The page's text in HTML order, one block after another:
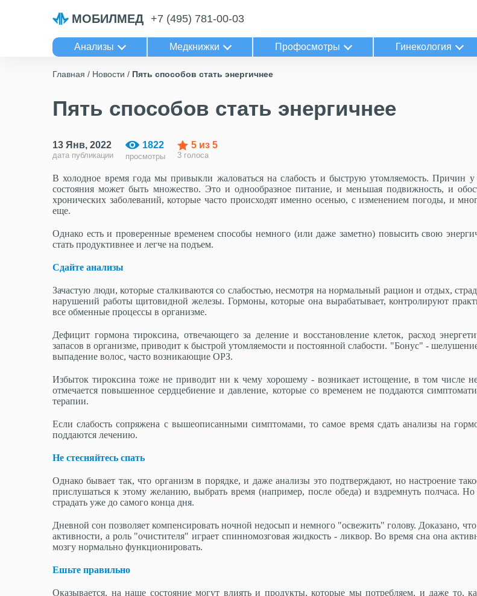
МОБИЛМЕД +7 (495) 781-00-03
Анализы Медкнижки Профосмотры Гинекология
Главная Новости Пять способов стать энергичнее
Пять способов стать энергичнее
13 Янв, 2022
дата публикации
1822
просмотры
5 из 5
3 голоса
В холодное время года мы привыкли жаловаться на слабость и быструю утомляемость. Причин у
состояния может быть множество. Это и однообразное питание, и меньшая подвижность, и
хронических заболеваний, которые часто происходят именно осенью, с изменением погоды, и
еще.
Однако есть и проверенные временем способы немного (или даже заметно) повысить свою
стать продуктивнее и легче на подъем.
Сдайте анализы
Зачастую люди, которые сталкиваются со слабостью, несмотря на нормальный рацион и отдых,
нарушений работы щитовидной железы. Гормоны, которые она вырабатывает, контролируют
все обменные процессы в организме.
Дефицит гормона тироксина, отвечающего за деление и восстановление клеток, расход
запасов в организме, приводит к быстрой утомляемости и постоянной слабости. "Бонус" -
выпадение волос, часто возникающие ОРЗ.
Избыток тироксина тоже не приводит ни к чему хорошему - возникает истощение, в том числе
отмечается повышенное сердцебиение и давление, которые со временем не поддаются
терапии.
Если слабость сопряжена с вышеописанными симптомами, то самое время сдать анализы на
поддаются лечению.
Не стесняйтесь спать
Однако бывает так, что организм в порядке, и даже анализы это подтверждают, но настроение
прислушаться к этому желанию, выбрать время (например, после обеда) и вздремнуть полчаса.
страдать уже до самого конца дня.
Дневной сон позволяет компенсировать ночной недосып и немного "освежить" голову. Доказано,
активности, а роль "очистителя" играет спинномозговая жидкость - ликвор. Во время сна она
мозгу нормально функционировать.
Ешьте правильно
Оказывается, на наше состояние могут влиять и продукты, которые мы потребляем, и даже то,